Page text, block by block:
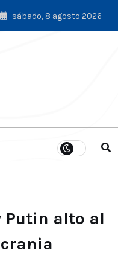
sábado, 8 agosto 2026
Putin alto al